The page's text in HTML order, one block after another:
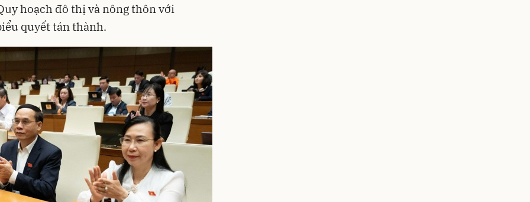
hoạch đô thị và nông thôn với
quyết tán thành.